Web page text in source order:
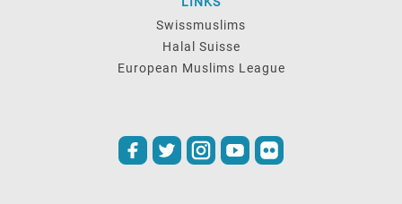
Swissmuslims
Halal Suisse
European Muslims League